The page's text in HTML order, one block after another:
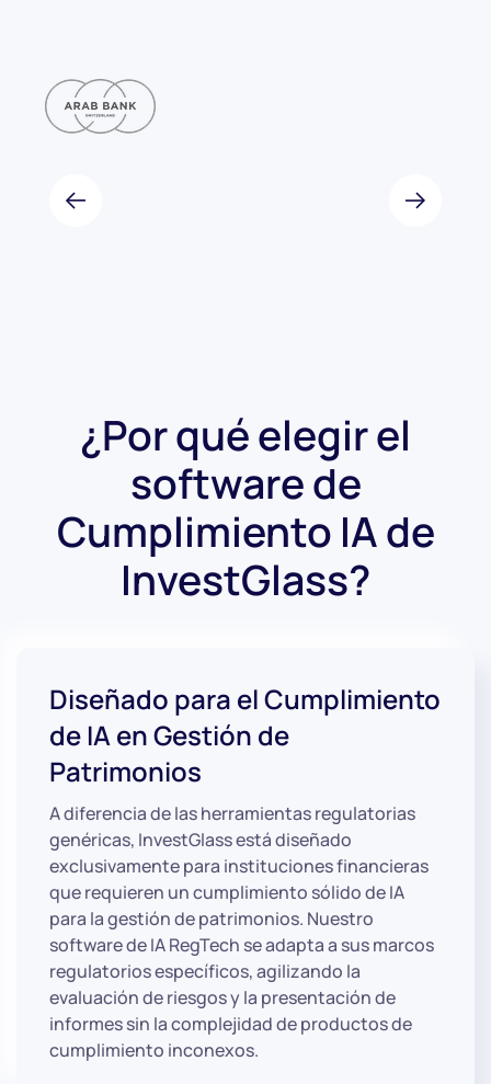
¿Por qué elegir el
software de
Cumplimiento IA de
InvestGlass?
Diseñado para el Cumplimiento
de IA en Gestión de
Patrimonios
A diferencia de las herramientas regulatorias
genéricas, InvestGlass está diseñado
exclusivamente para instituciones financieras
que requieren un cumplimiento sólido de IA
para la gestión de patrimonios. Nuestro
software de IA RegTech se adapta a sus marcos
regulatorios específicos, agilizando la
evaluación de riesgos y la presentación de
informes sin la complejidad de productos de
cumplimiento inconexos.